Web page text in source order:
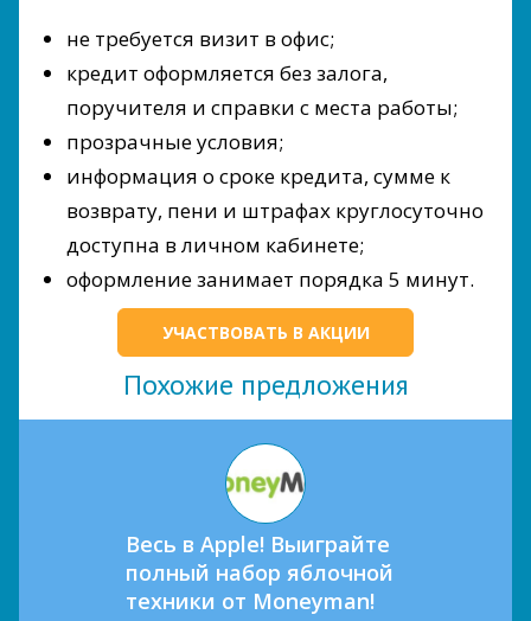
не требуется визит в офис;
кредит оформляется без залога,
поручителя и справки с места работы;
прозрачные условия;
информация о сроке кредита, сумме к
возврату, пени и штрафах круглосуточно
доступна в личном кабинете;
оформление занимает порядка 5 минут.
УЧАСТВОВАТЬ В АКЦИИ
Похожие предложения
Весь в Apple! Выиграйте
полный набор яблочной
техники от Moneyman!